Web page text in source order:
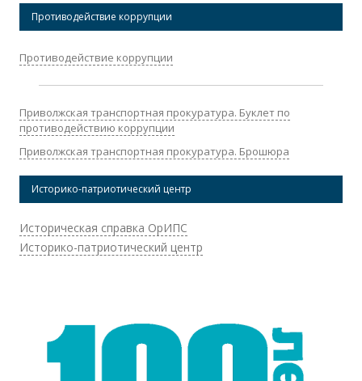
Противодействие коррупции
Противодействие коррупции
Приволжская транспортная прокуратура. Буклет по
противодействию коррупции
Приволжская транспортная прокуратура. Брошюра
Историко-патриотический центр
Историческая справка ОрИПС
Историко-патриотический центр